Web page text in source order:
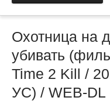
Охотница на
убивать
Time 2 Kill /
УС) / WEB-DL